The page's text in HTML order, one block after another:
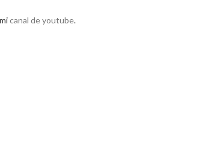
canal de youtube.